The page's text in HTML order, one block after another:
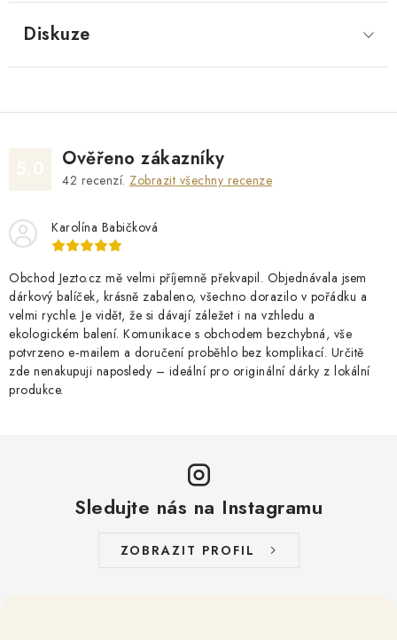
Diskuze
Ověřeno zákazníky
42 recenzí. Zobrazit všechny recenze
Karolína Babičková
Obchod Jezto.cz mě velmi příjemně překvapil. Objednávala jsem
dárkový balíček, krásně zabaleno, všechno dorazilo v pořádku a
velmi rychle. Je vidět, že si dávají záležet i na vzhledu a
ekologickém balení. Komunikace s obchodem bezchybná, vše
potvrzeno e‑mailem a doručení proběhlo bez komplikací. Určitě
zde nenakupuji naposledy – ideální pro originální dárky z lokální
produkce.
Sledujte nás na Instagramu
ZOBRAZIT PROFIL